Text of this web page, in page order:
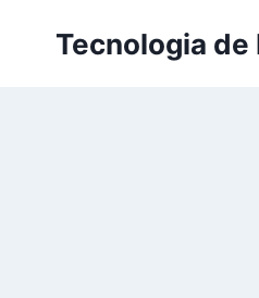
Tecnologia de